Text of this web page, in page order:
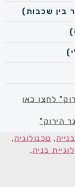
לחצו כאן
הירוק"
, טכנולוגיה,
בניה,